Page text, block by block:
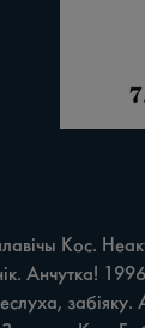
Кос.
Анчутка!